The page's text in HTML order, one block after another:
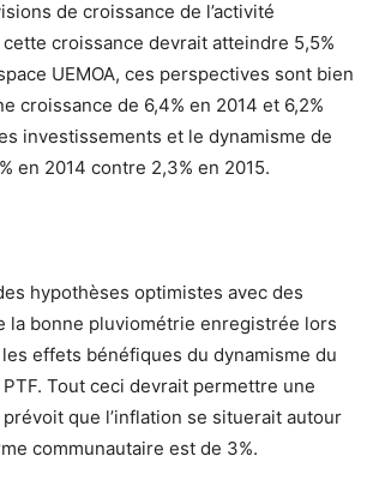
de croissance de l’activité
croissance devrait atteindre 5,5%
UEMOA, ces perspectives sont bien
croissance de 6,4% en 2014 et 6,2%
investissements et le dynamisme de
en 2014 contre 2,3% en 2015.
hypothèses optimistes avec des
la bonne pluviométrie enregistrée lors
effets bénéfiques du dynamisme du
Tout ceci devrait permettre une
que l’inflation se situerait autour
communautaire est de 3%.